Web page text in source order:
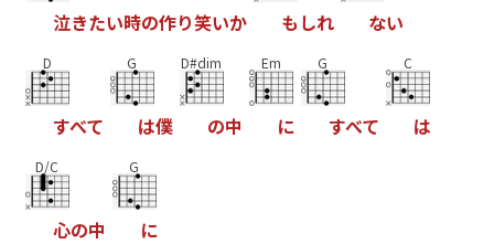
泣きたい時の作り笑いか もしれ ない
D
すべて
G
は僕
D#dim
の中
Em
に
G
すべて
C
は
D/C
心の中
G
に